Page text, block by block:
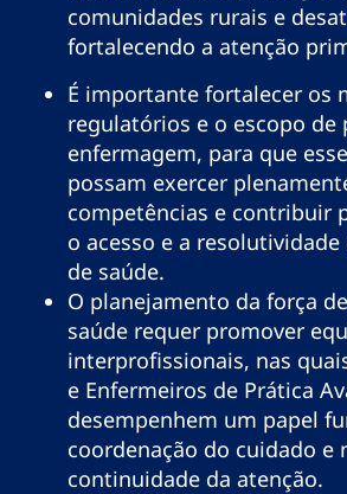
comunidades rurais e
fortalecendo a atenção
É importante fortalecer os
regulatórios e o escopo de
enfermagem, para que
possam exercer
competências e contribuir
o acesso e a resolutividade
de saúde.
O planejamento da força
saúde requer promover
interprofissionais, nas
e Enfermeiros de Prática
desempenhem um papel
coordenação do cuidado e
continuidade da atenção.